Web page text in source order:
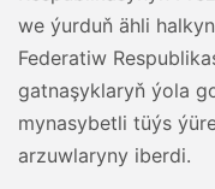
we ýurduň ähli
Federatiw
gatnaşyklaryň ýola
mynasybetli tüýs
arzuwlaryny iberdi.